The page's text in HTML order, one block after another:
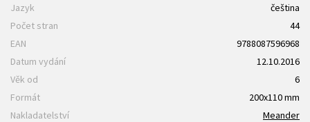
Jazyk
čeština
Počet stran
44
EAN
9788087596968
Datum vydání
12.10.2016
Věk od
6
Formát
200x110 mm
Nakladatelství
Meander